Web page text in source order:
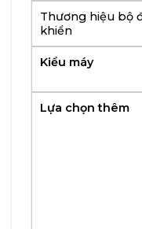
Thương hiệu bộ
khiển
Kiểu máy
Lựa chọn thêm